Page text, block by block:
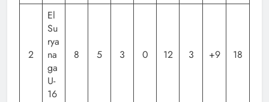
2
El
Su
rya
na
ga
U-
16
8 5 3 0 12 3 +9 18